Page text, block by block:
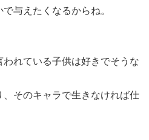
与えたくなるからね。
れている子供は好きでそうな
そのキャラで生きなければ仕